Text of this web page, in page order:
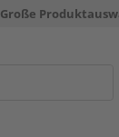
Große